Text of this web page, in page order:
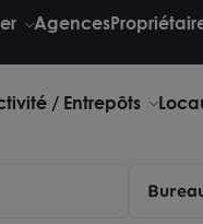
Agences
/ Entrepôts